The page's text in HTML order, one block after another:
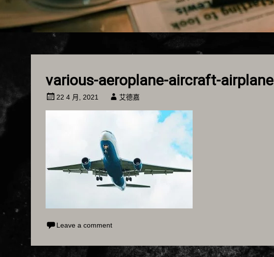
various-aeroplane-aircraft-airplane
22 4 月, 2021 艾德嘉
Leave a comment